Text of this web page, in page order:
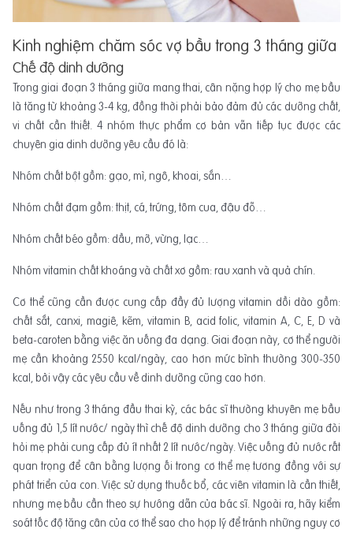
Kinh nghiệm chăm sóc vợ bầu trong 3 tháng giữa
Chế độ dinh dưỡng
Trong giai đoạn 3 tháng giữa mang thai, cân nặng hợp lý cho mẹ bầu
là tăng từ khoảng 3-4 kg, đồng thời phải bảo đảm đủ các dưỡng chất,
vi chất cần thiết. 4 nhóm thực phẩm cơ bản vẫn tiếp tục được các
chuyên gia dinh dưỡng yêu cầu đó là:
Nhóm chất bột gồm: gạo, mì, ngô, khoai, sắn…
Nhóm chất đạm gồm: thịt, cá, trứng, tôm cua, đậu đỗ…
Nhóm chất béo gồm: dầu, mỡ, vừng, lạc…
Nhóm vitamin chất khoáng và chất xơ gồm: rau xanh và quả chín.
Cơ thể cũng cần được cung cấp đầy đủ lượng vitamin dồi dào gồm:
chất sắt, canxi, magiê, kẽm, vitamin B, acid folic, vitamin A, C, E, D và
beta-caroten bằng việc ăn uống đa dạng. Giai đoạn này, cơ thể người
mẹ cần khoảng 2550 kcal/ngày, cao hơn mức bình thường 300-350
kcal, bởi vậy các yêu cầu về dinh dưỡng cũng cao hơn.
Nếu như trong 3 tháng đầu thai kỳ, các bác sĩ thường khuyên mẹ bầu
uống đủ 1,5 lít nước/ ngày thì chế độ dinh dưỡng cho 3 tháng giữa đòi
hỏi mẹ phải cung cấp đủ ít nhất 2 lít nước/ngày. Việc uống đủ nước rất
quan trọng để cân bằng lượng ối trong cơ thể mẹ tương đồng với sự
phát triển của con. Việc sử dụng thuốc bổ, các viên vitamin là cần thiết,
nhưng mẹ bầu cần theo sự hướng dẫn của bác sĩ. Ngoài ra, hãy kiểm
soát tốc độ tăng cân của cơ thể sao cho hợp lý để tránh những nguy cơ